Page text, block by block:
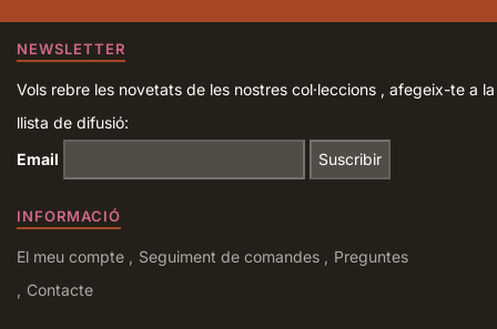
NEWSLETTER
Vols rebre les novetats de les nostres col·leccions , afegeix-te a la
llista de difusió:
Email
INFORMACIÓ
El meu compte Seguiment de comandes
Preguntes
Contacte